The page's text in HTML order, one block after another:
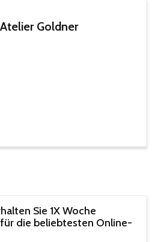
Goldner
Sie 1X Woche
die beliebtesten Online-